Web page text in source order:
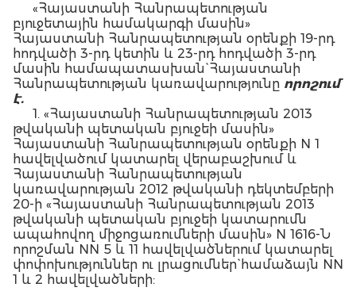
«Հայաստանի Հանրապետության
բյուջետային համակարգի մասին»
Հայաստանի Հանրապետության օրենքի 19-րդ
հոդվածի 3-րդ կետին և 23-րդ հոդվածի 3-րդ
մասին համապատասխան` Հայաստանի
Հանրապետության կառավարությունը որոշում
է.
1. «Հայաստանի Հանրապետության 2013
թվականի պետական բյուջեի մասին»
Հայաստանի Հանրապետության օրենքի N 1
հավելվածում կատարել վերաբաշխում և
Հայաստանի Հանրապետության
կառավարության 2012 թվականի դեկտեմբերի
20-ի «Հայաստանի Հանրապետության 2013
թվականի պետական բյուջեի կատարումն
ապահովող միջոցառումների մասին» N 1616-Ն
որոշման NN 5 և 11 հավելվածներում կատարել
փոփոխություններ ու լրացումներ` համաձայն NN
1 և 2 հավելվածների: